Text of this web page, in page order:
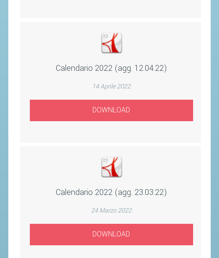
Calendario 2022 (agg. 12.04.22)
14 Aprile 2022
DOWNLOAD
Calendario 2022 (agg. 23.03.22)
24 Marzo 2022
DOWNLOAD
COMMISSIONE ATLETI
TESSERAMENTO
QUOTE E TASSE
ASSICURAZIONE
MODULI
AFFILIARE UN ESD
GARE ED EVENTI